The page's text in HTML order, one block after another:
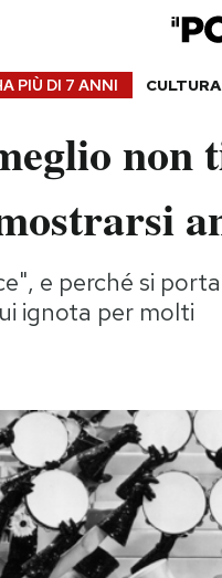
PIÙ DI 7 ANNI CULTURA
non
e perché si
ignota per molti